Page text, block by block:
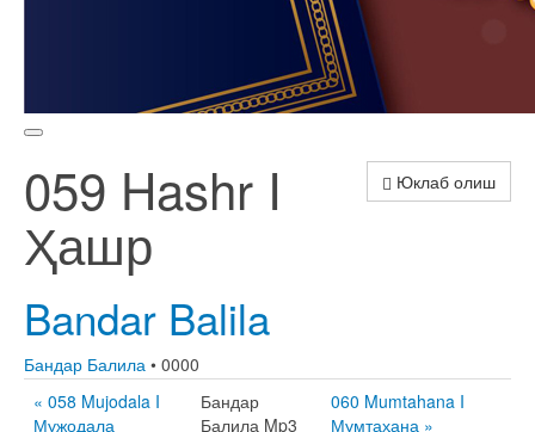
Юклаб олиш
059 Hashr I
Ҳашр
Bandar Balila
Бандар Балила • 0000
« 058 Mujodala I
Мужодала
Бандар
Балила Mp3
060 Mumtahana I
Мумтаҳана »